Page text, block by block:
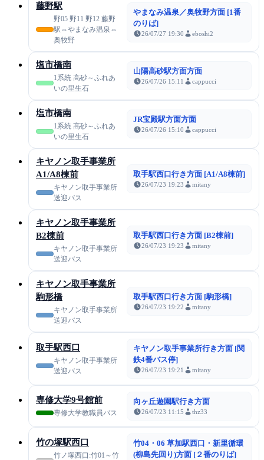
藤野駅
野05 野11 野12 藤野
駅⇔やまなみ温泉⇔
奥牧野
やまなみ温泉／奥牧野方面 [1番
のりば]
26/07/27 19:30 eboshi2
塩市橋南
1系統 高砂～ふれあ
いの里生石
山陽高砂駅方面方面
26/07/26 15:11 cappucci
塩市橋南
1系統 高砂～ふれあ
いの里生石
JR宝殿駅方面方面
26/07/26 15:10 cappucci
キヤノン取手事業所
A1/A8棟前
キヤノン取手事業所
送迎バス
取手駅西口行き方面 [A1/A8棟前]
26/07/23 19:23 mitany
キヤノン取手事業所
B2棟前
キヤノン取手事業所
送迎バス
取手駅西口行き方面 [B2棟前]
26/07/23 19:23 mitany
キヤノン取手事業所
駒形橋
キヤノン取手事業所
送迎バス
取手駅西口行き方面 [駒形橋]
26/07/23 19:22 mitany
取手駅西口
キヤノン取手事業所
送迎バス
キヤノン取手事業所行き方面 [関
鉄4番バス停]
26/07/23 19:21 mitany
専修大学9号館前
専修大学教職員バス
向ヶ丘遊園駅行き方面
26/07/23 11:15 thz33
竹の塚駅西口
竹ノ塚西口:竹01～竹
竹04・06 草加駅西口・新里循環
(柳島先回り)方面 [２番のりば]